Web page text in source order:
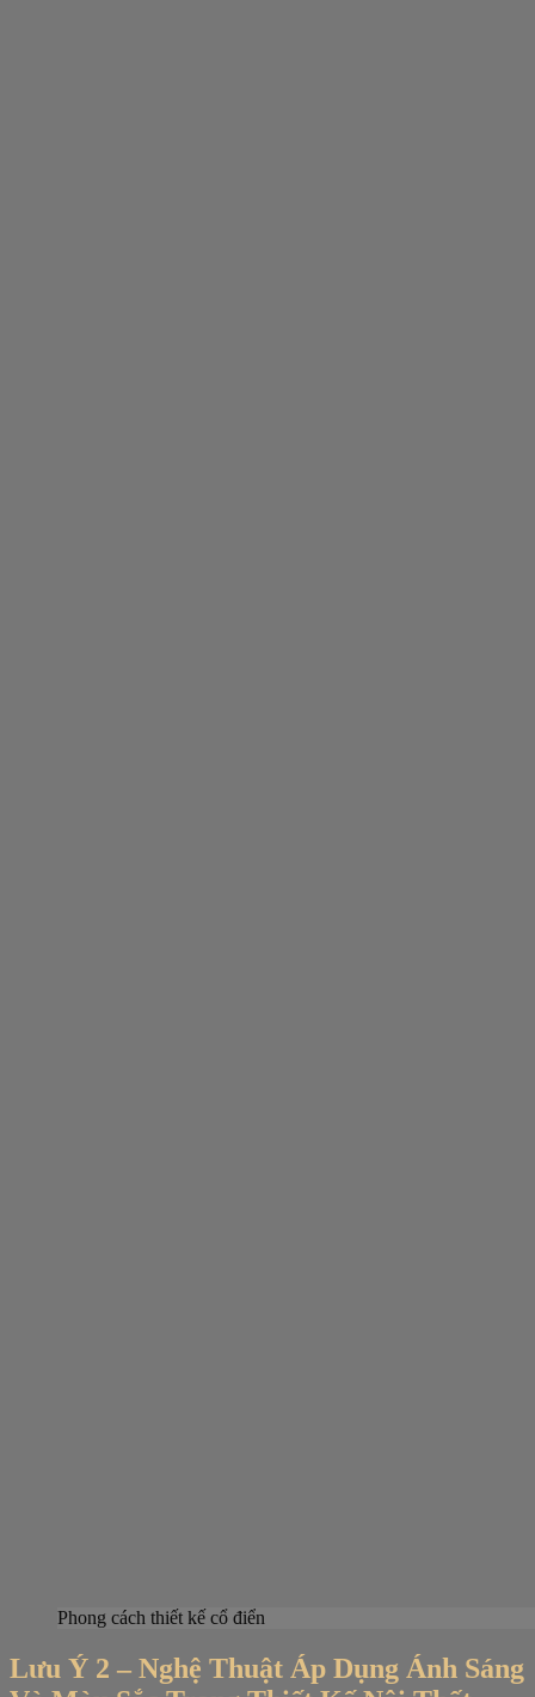
Phong cách thiết kế cổ điển
Lưu Ý 2 – Nghệ Thuật Áp Dụng Ánh Sáng